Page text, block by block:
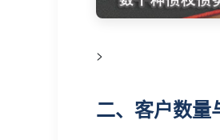
>
二、客户数量